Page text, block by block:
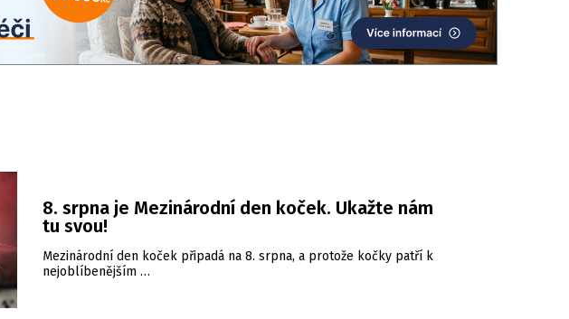
8. srpna je Mezinárodní den koček. Ukažte nám
tu svou!
Mezinárodní den koček připadá na 8. srpna, a protože kočky patří k
nejoblíbenějším …